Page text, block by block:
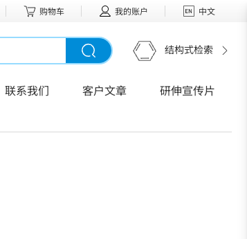
购物车 我的账户 中文
结构式检索
联系我们 客户文章 研伸宣传片